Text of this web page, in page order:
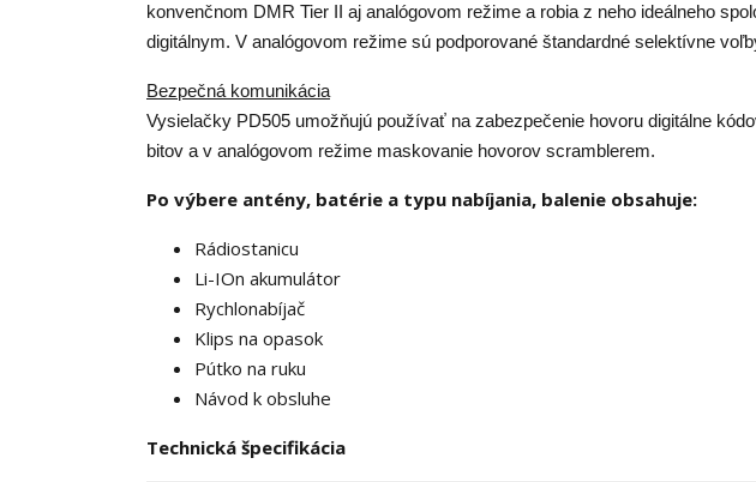
konvenčnom DMR Tier II aj analógovom režime a robia z neho ideálneho
digitálnym. V analógovom režime sú podporované štandardné selektívne
Bezpečná komunikácia
Vysielačky PD505 umožňujú používať na zabezpečenie hovoru digitálne
bitov a v analógovom režime maskovanie hovorov scramblerem.
Po výbere antény, batérie a typu nabíjania, balenie obsahuje:
Rádiostanicu
Li-IOn akumulátor
Rychlonabíjač
Klips na opasok
Pútko na ruku
Návod k obsluhe
Technická špecifikácia